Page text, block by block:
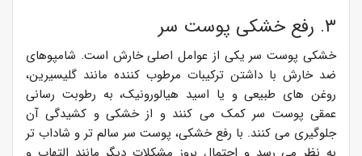
۳. رفع خشکی پوست سر
خشکی پوست سر یکی از عوامل اصلی خارش است. شامپوهای
ضد خارش با داشتن ترکیبات مرطوب کننده مانند گلیسیرین،
روغن های طبیعی و یا اسید هیالورونیک، به رطوبت رسانی
عمقی پوست سر کمک می کنند و از خشکی و کشیدگی آن
جلوگیری می کنند. با رفع خشکی، پوست سر سالم تر و شاداب تر